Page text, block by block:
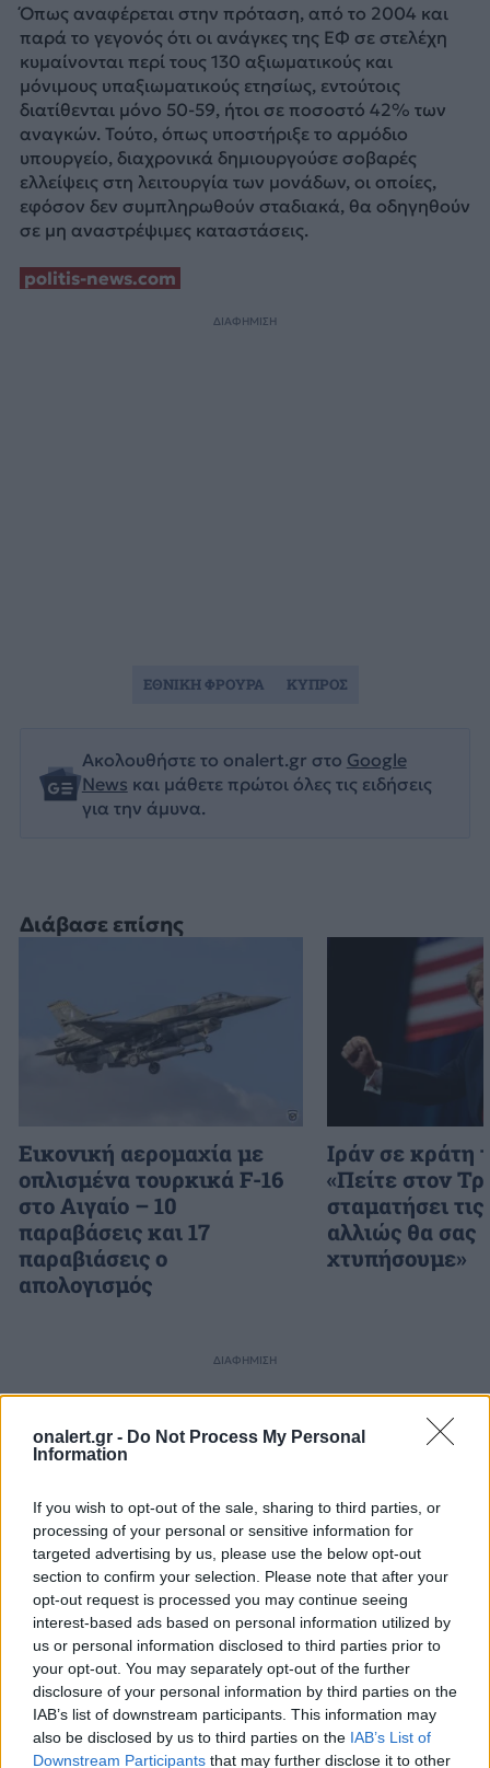
onalert.gr - Do Not Process My Personal
Information
If you wish to opt-out of the sale, sharing to third parties, or
processing of your personal or sensitive information for
targeted advertising by us, please use the below opt-out
section to confirm your selection. Please note that after your
opt-out request is processed you may continue seeing
interest-based ads based on personal information utilized by
us or personal information disclosed to third parties prior to
your opt-out. You may separately opt-out of the further
disclosure of your personal information by third parties on the
IAB’s list of downstream participants. This information may
also be disclosed by us to third parties on the IAB’s List of
Downstream Participants that may further disclose it to other
Διάβασε επίσης
Εικονική αερομαχία με
οπλισμένα τουρκικά F-16
στο Αιγαίο – 10
παραβάσεις και 17
παραβιάσεις ο
απολογισμός
Ιράν σε κράτη
«Πείτε στον
σταματήσει
αλλιώς θα σας
χτυπήσουμε»
Όπως αναφέρεται στην πρόταση, από το 2004 και
παρά το γεγονός ότι οι ανάγκες της ΕΦ σε στελέχη
κυμαίνονται περί τους 130 αξιωματικούς και
μόνιμους υπαξιωματικούς ετησίως, εντούτοις
διατίθενται μόνο 50-59, ήτοι σε ποσοστό 42% των
αναγκών. Τούτο, όπως υποστήριξε το αρμόδιο
υπουργείο, διαχρονικά δημιουργούσε σοβαρές
ελλείψεις στη λειτουργία των μονάδων, οι οποίες,
εφόσον δεν συμπληρωθούν σταδιακά, θα οδηγηθούν
σε μη αναστρέψιμες καταστάσεις.
politis-news.com
ΔΙΑΦΗΜΙΣΗ
Ακολουθήστε το onalert.gr στο Google
News και μάθετε πρώτοι όλες τις ειδήσεις
για την άμυνα.
ΕΘΝΙΚΗ ΦΡΟΥΡΑ ΚΥΠΡΟΣ
ΔΙΑΦΗΜΙΣΗ
ΣΧΕΤΙΚΑ ΑΡΘΡΑ